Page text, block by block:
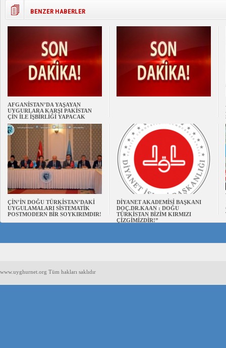
BENZER HABERLER
AFGANİSTAN’DA YAŞAYAN
UYGURLARA KARŞI PAKİSTAN
ÇİN İLE İŞBİRLİĞİ YAPACAK
ÇİN’İN DOĞU TÜRKİSTAN’DAKİ
UYGULAMALARI SİSTEMATİK
POSTMODERN BİR SOYKIRIMDIR!
DİYANET AKADEMİSİ BAŞKANI
DOÇ.DR.KAAN : DOĞU
TÜRKİSTAN BİZİM KIRMIZI
ÇİZGİMİZDİR!”
www.uyghurnet.org Tüm hakları saklıdır